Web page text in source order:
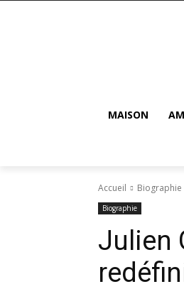
MAISON
Accueil Biographie
Biographie
Julien